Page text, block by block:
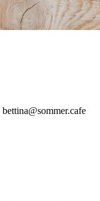
bettina@sommer.cafe